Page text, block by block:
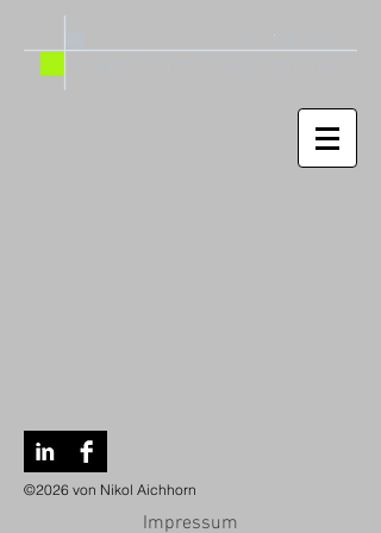
©2026 von Nikol Aichhorn
Impressum